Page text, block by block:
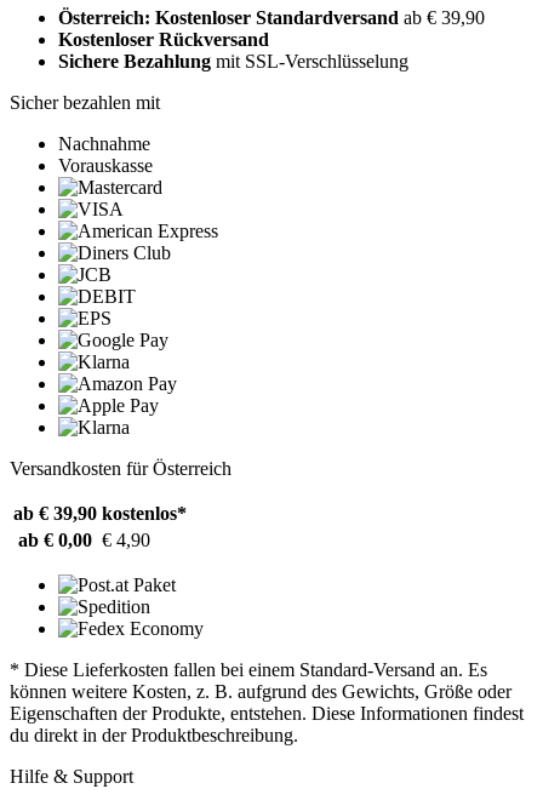
Österreich: Kostenloser Standardversand ab € 39,90
Kostenloser Rückversand
Sichere Bezahlung mit SSL-Verschlüsselung
Sicher bezahlen mit
Nachnahme
Vorauskasse
Versandkosten für Österreich
ab € 39,90 kostenlos*
ab € 0,00 € 4,90
* Diese Lieferkosten fallen bei einem Standard-Versand an. Es
können weitere Kosten, z. B. aufgrund des Gewichts, Größe oder
Eigenschaften der Produkte, entstehen. Diese Informationen findest
du direkt in der Produktbeschreibung.
Hilfe & Support